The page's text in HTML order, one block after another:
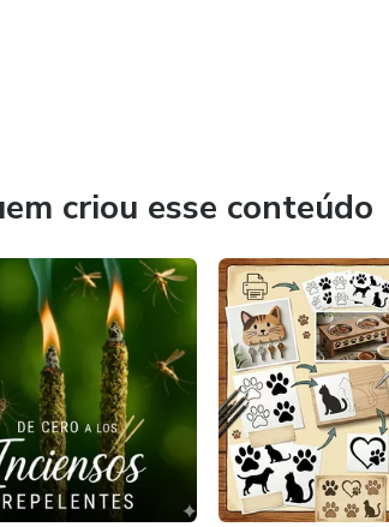
criou esse conteúdo